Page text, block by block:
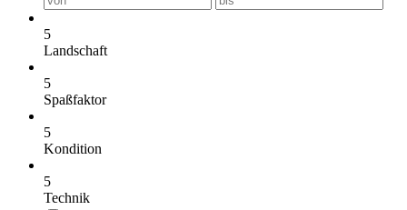
5
Landschaft
5
Spaßfaktor
5
Kondition
5
Technik